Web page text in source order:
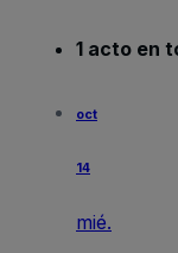
1 acto en
oct
14
mié.